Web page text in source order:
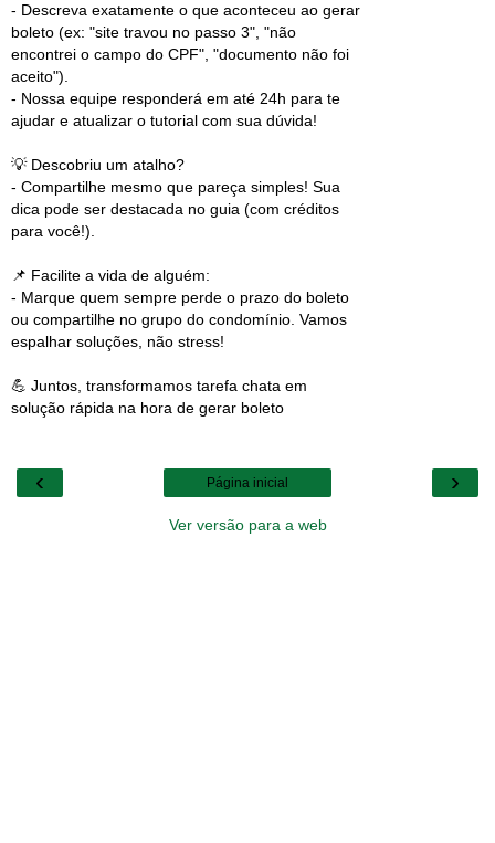
- Descreva exatamente o que aconteceu ao gerar
boleto (ex: "site travou no passo 3", "não
encontrei o campo do CPF", "documento não foi
aceito").
- Nossa equipe responderá em até 24h para te
ajudar e atualizar o tutorial com sua dúvida!
💡 Descobriu um atalho?
- Compartilhe mesmo que pareça simples! Sua
dica pode ser destacada no guia (com créditos
para você!).
📌 Facilite a vida de alguém:
- Marque quem sempre perde o prazo do boleto
ou compartilhe no grupo do condomínio. Vamos
espalhar soluções, não stress!
💪 Juntos, transformamos tarefa chata em
solução rápida na hora de gerar boleto
‹ ›
Página inicial
Ver versão para a web